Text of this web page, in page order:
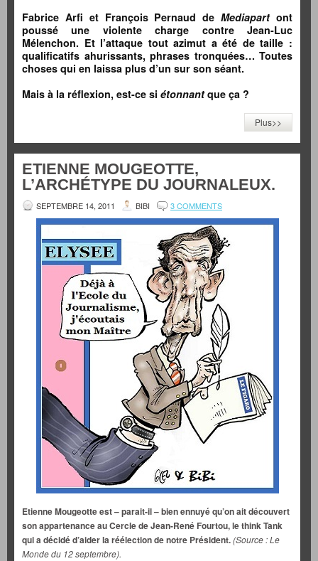
Fabrice Arfi et François Pernaud deMediapartont
poussé une violente charge contre Jean-Luc
Mélenchon. Et l’attaque tout azimut a été de taille :
qualificatifs ahurissants, phrases tronquées… Toutes
choses qui en laissa plus d’un sur son séant.
Mais à la réflexion, est-ce si étonnantque ça ?
Plus>>
ETIENNE MOUGEOTTE,
L’ARCHÉTYPE DU JOURNALEUX.
SEPTEMBRE 14, 2011 BIBI 3 COMMENTS
Etienne Mougeotte est – parait-il – bien ennuyé qu’on ait découvert
son appartenance au Cercle de Jean-René Fourtou, le think Tank
qui a décidé d’aider la réélection de notre Président.(Source : Le
Monde du 12 septembre).